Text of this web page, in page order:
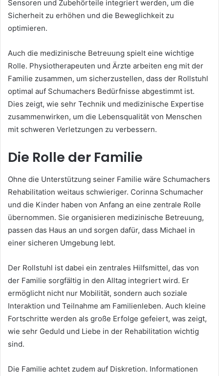
Sensoren und Zubehörteile integriert werden, um die
Sicherheit zu erhöhen und die Beweglichkeit zu
optimieren.
Auch die medizinische Betreuung spielt eine wichtige
Rolle. Physiotherapeuten und Ärzte arbeiten eng mit der
Familie zusammen, um sicherzustellen, dass der Rollstuhl
optimal auf Schumachers Bedürfnisse abgestimmt ist.
Dies zeigt, wie sehr Technik und medizinische Expertise
zusammenwirken, um die Lebensqualität von Menschen
mit schweren Verletzungen zu verbessern.
Die Rolle der Familie
Ohne die Unterstützung seiner Familie wäre Schumachers
Rehabilitation weitaus schwieriger. Corinna Schumacher
und die Kinder haben von Anfang an eine zentrale Rolle
übernommen. Sie organisieren medizinische Betreuung,
passen das Haus an und sorgen dafür, dass Michael in
einer sicheren Umgebung lebt.
Der Rollstuhl ist dabei ein zentrales Hilfsmittel, das von
der Familie sorgfältig in den Alltag integriert wird. Er
ermöglicht nicht nur Mobilität, sondern auch soziale
Interaktion und Teilnahme am Familienleben. Auch kleine
Fortschritte werden als große Erfolge gefeiert, was zeigt,
wie sehr Geduld und Liebe in der Rehabilitation wichtig
sind.
Die Familie achtet zudem auf Diskretion. Informationen